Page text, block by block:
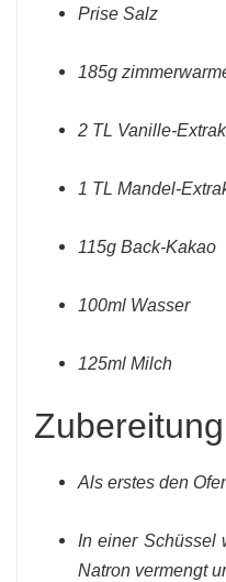
Prise Salz
185g
2 TL Vanille-
1 TL Mandel-
115g Back-Kakao
100ml Wasser
125ml Milch
Als erstes den
In einer Schüssel
Natron vermengt